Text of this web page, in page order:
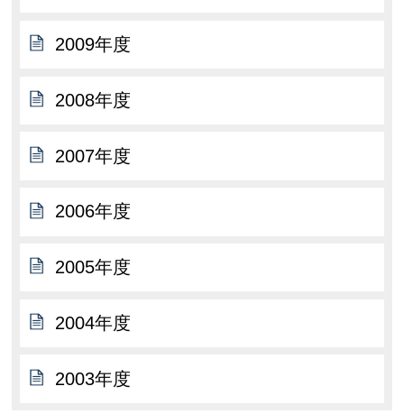
2009年度
2008年度
2007年度
2006年度
2005年度
2004年度
2003年度